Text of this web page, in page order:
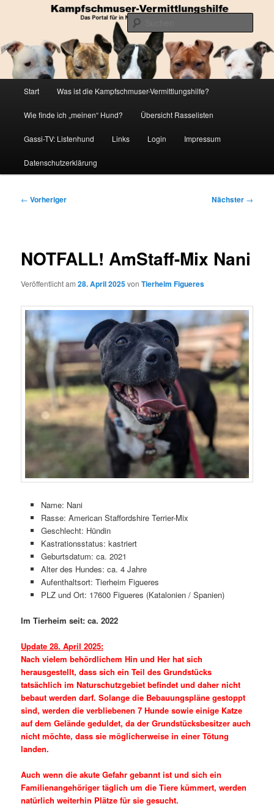
springenKampfschmuser-Vermittlungshilfe
Die Datenbank für in Not geratene Listenhunde
Start Was ist die Kampfschmuser-Vermittlungshilfe?
Wie finde ich „meinen“ Hund? Übersicht Rasselisten
Gassi-TV: Listenhund Links Login Impressum
Datenschutzerklärung
Beitragsnavigation
← Vorheriger Nächster →
NOTFALL! AmStaff-Mix Nani
Veröffentlicht am28. April 2025vonTierheim Figueres
Name: Nani
Rasse: American Staffordshire Terrier-Mix
Geschlecht: Hündin
Kastrationsstatus: kastriert
Geburtsdatum: ca. 2021
Alter des Hundes: ca. 4 Jahre
Aufenthaltsort: Tierheim Figueres
PLZ und Ort: 17600 Figueres (Katalonien / Spanien)
Im Tierheim seit: ca. 2022
Update 28. April 2025:
Nach vielem behördlichem Hin und Her hat sich
herausgestellt, dass sich ein Teil des Grundstücks
tatsächlich im Naturschutzgebiet befindet und daher nicht
bebaut werden darf. Solange die Bebauungspläne gestoppt
sind, werden die verbliebenen 7 Hunde sowie einige Katze
auf dem Gelände geduldet, da der Grundstücksbesitzer auch
nicht möchte, dass sie möglicherweise in einer Tötung
landen.
Auch wenn die akute Gefahr gebannt ist und sich ein
Familienangehöriger täglich um die Tiere kümmert, werden
natürlich weiterhin Plätze für sie gesucht.